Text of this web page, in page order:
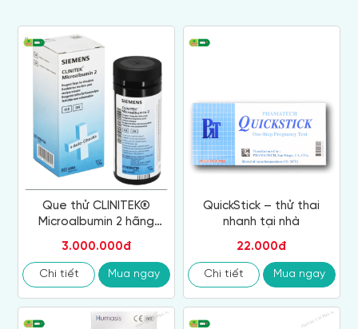
Que thử CLINITEK®
Microalbumin 2 hãng
Microalbumin 2 Reagent
Strips)
3.000.000đ
Chi tiết Mua ngay
QuickStick – thử thai
nhanh tại nhà
22.000đ
Chi tiết Mua ngay